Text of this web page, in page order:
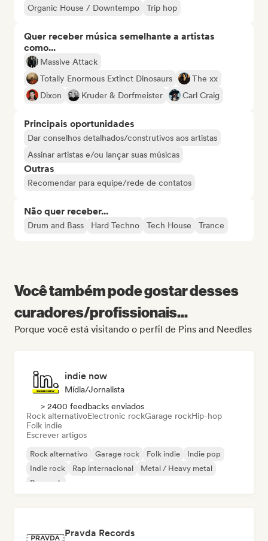
Organic House / Downtempo
Trip hop
Quer receber música semelhante a artistas
como...
Massive Attack
Totally Enormous Extinct Dinosaurs
The xx
Dixon
Kruder & Dorfmeister Carl Craig
Principais oportunidades
Dar conselhos detalhados/construtivos aos artistas
Assinar artistas e/ou lançar suas músicas
Outras
Recomendar para equipe/rede de contatos
Não quer receber...
Drum and Bass Hard Techno Tech House Trance
Você também pode gostar desses
curadores/profissionais...
Porque você está visitando o perfil de Pins and Needles
indie now
Mídia/Jornalista
> 2400 feedbacks enviados
Rock alternativoElectronic rockGarage rockHip-hop
Folk indie
Escrever artigos
Rock alternativo Garage rock Folk indie
Indie pop
Indie rock
Rap internacional
Metal / Heavy metal
Pop rock
Pravda Records